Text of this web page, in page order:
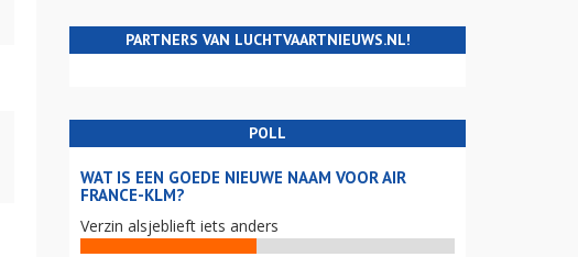
PARTNERS VAN LUCHTVAARTNIEUWS.NL!
POLL
WAT IS EEN GOEDE NIEUWE NAAM VOOR AIR
FRANCE-KLM?
Verzin alsjeblieft iets anders